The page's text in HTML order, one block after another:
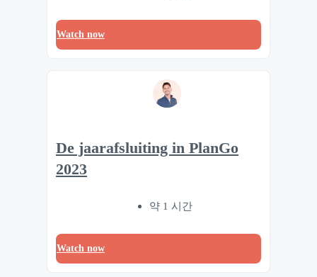
Watch now
De jaarafsluiting in PlanGo
2023
약 1 시간
Watch now